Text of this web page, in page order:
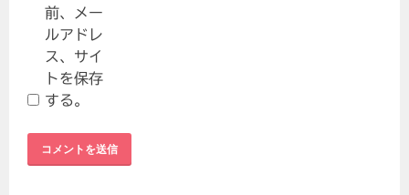
前、メー
ルアドレ
ス、サイ
トを保存
する。